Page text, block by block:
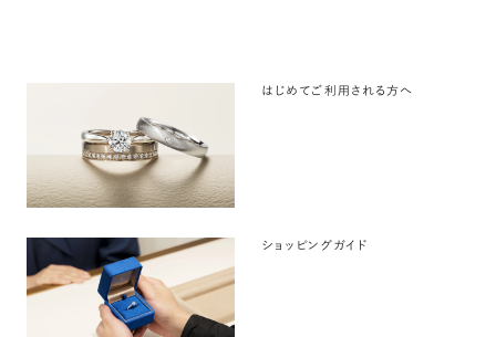
はじめてご利用される方へ
ショッピングガイド